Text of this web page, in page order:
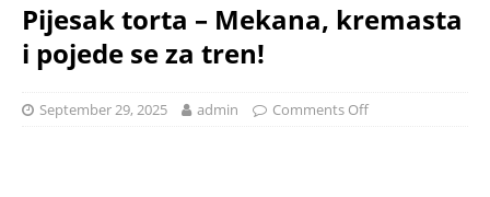
Pijesak torta – Mekana, kremasta
i pojede se za tren!
September 29, 2025 admin Comments Off